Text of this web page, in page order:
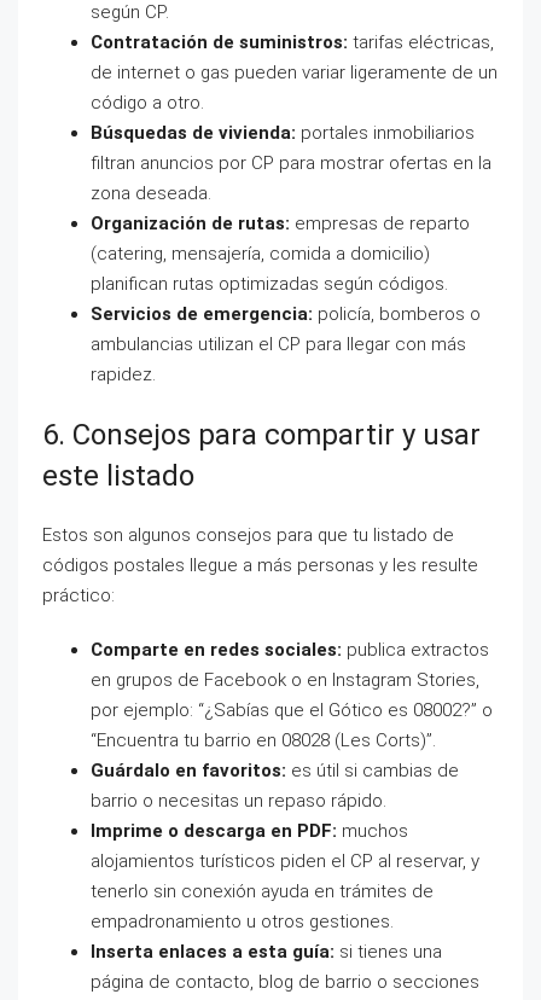
según CP.
Contratación de suministros: tarifas eléctricas,
de internet o gas pueden variar ligeramente de un
código a otro.
Búsquedas de vivienda: portales inmobiliarios
filtran anuncios por CP para mostrar ofertas en la
zona deseada.
Organización de rutas: empresas de reparto
(catering, mensajería, comida a domicilio)
planifican rutas optimizadas según códigos.
Servicios de emergencia: policía, bomberos o
ambulancias utilizan el CP para llegar con más
rapidez.
6. Consejos para compartir y usar
este listado
Estos son algunos consejos para que tu listado de
códigos postales llegue a más personas y les resulte
práctico:
Comparte en redes sociales: publica extractos
en grupos de Facebook o en Instagram Stories,
por ejemplo: “¿Sabías que el Gótico es 08002?” o
“Encuentra tu barrio en 08028 (Les Corts)”.
Guárdalo en favoritos: es útil si cambias de
barrio o necesitas un repaso rápido.
Imprime o descarga en PDF: muchos
alojamientos turísticos piden el CP al reservar, y
tenerlo sin conexión ayuda en trámites de
empadronamiento u otros gestiones.
Inserta enlaces a esta guía: si tienes una
página de contacto, blog de barrio o secciones